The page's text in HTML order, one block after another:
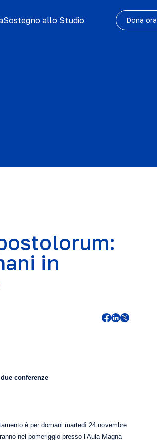
Sostegno allo Studio Dona ora
in
conferenze
è per domani martedì 24 novembre
nel pomeriggio presso l’Aula Magna